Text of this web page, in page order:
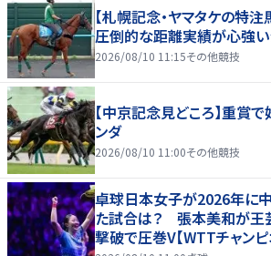
【札幌記念・ヤマタケの特
圧倒的な距離実績が心強い
2026/08/10 11:15その他競技
【中京記念見どころ】重賞
ンダ
2026/08/10 11:00その他競技
卓球日本女子が2026年に
た試合は？ 張本美和が王
撃破で圧巻V【WTTチャン